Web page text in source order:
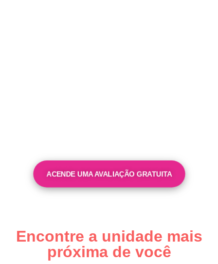
ACENDE UMA AVALIAÇÃO GRATUITA
Encontre a unidade mais
próxima de você